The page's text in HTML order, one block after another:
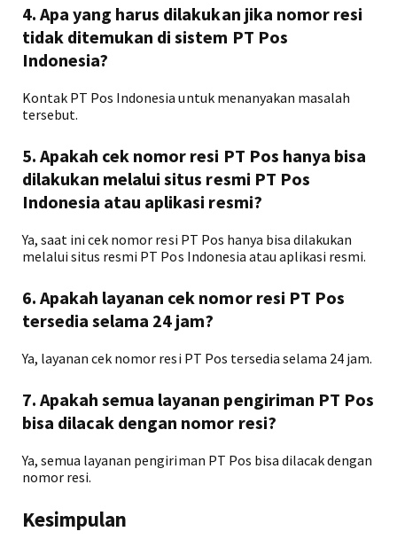
4. Apa yang harus dilakukan jika nomor resi
tidak ditemukan di sistem PT Pos
Indonesia?
Kontak PT Pos Indonesia untuk menanyakan masalah
tersebut.
5. Apakah cek nomor resi PT Pos hanya bisa
dilakukan melalui situs resmi PT Pos
Indonesia atau aplikasi resmi?
Ya, saat ini cek nomor resi PT Pos hanya bisa dilakukan
melalui situs resmi PT Pos Indonesia atau aplikasi resmi.
6. Apakah layanan cek nomor resi PT Pos
tersedia selama 24 jam?
Ya, layanan cek nomor resi PT Pos tersedia selama 24 jam.
7. Apakah semua layanan pengiriman PT Pos
bisa dilacak dengan nomor resi?
Ya, semua layanan pengiriman PT Pos bisa dilacak dengan
nomor resi.
Kesimpulan